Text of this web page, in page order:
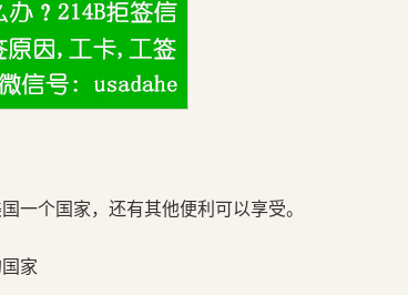
一个国家，还有其他便利可以享受。
家